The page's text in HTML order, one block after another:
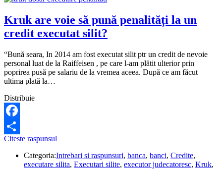
cont.
Ce
pot
fac?
Kruk are voie să pună penalități la un
credit executat silit?
“Bună seara, In 2014 am fost executat silit ptr un credit de nevoie
personal luat de la Raiffeisen , pe care l-am plătit ulterior prin
poprirea pusă pe salariu de la vremea aceea. După ce am făcut
ultima plată la…
Distribuie
Facebook
Share
Citeste raspunsul
voie
să
Categoria:Intrebari si raspunsuri, banca, banci, Credite,
executare silita, Executari silite, executor judecatoresc, Kruk,